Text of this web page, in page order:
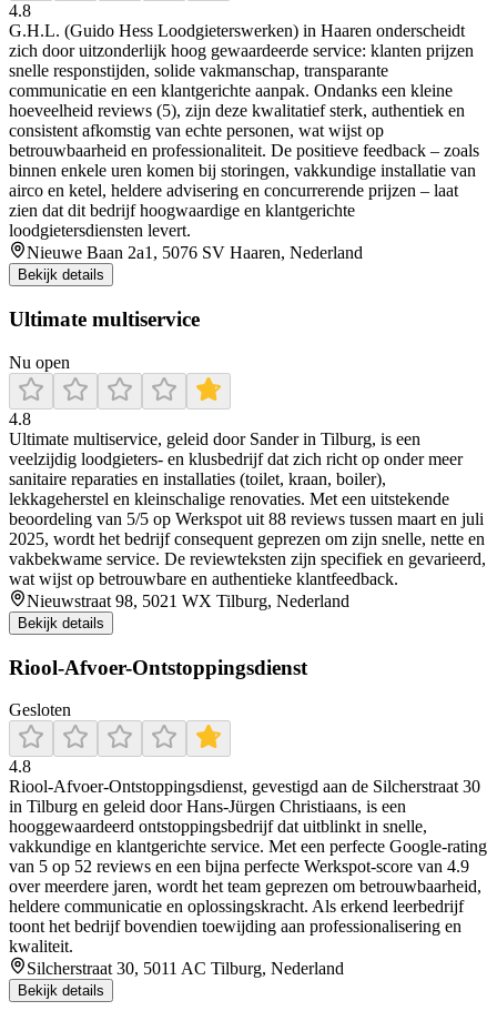
4.8
G.H.L. (Guido Hess Loodgieterswerken) in Haaren onderscheidt
zich door uitzonderlijk hoog gewaardeerde service: klanten prijzen
snelle responstijden, solide vakmanschap, transparante
communicatie en een klantgerichte aanpak. Ondanks een kleine
hoeveelheid reviews (5), zijn deze kwalitatief sterk, authentiek en
consistent afkomstig van echte personen, wat wijst op
betrouwbaarheid en professionaliteit. De positieve feedback – zoals
binnen enkele uren komen bij storingen, vakkundige installatie van
airco en ketel, heldere advisering en concurrerende prijzen – laat
zien dat dit bedrijf hoogwaardige en klantgerichte
loodgietersdiensten levert.
Nieuwe Baan 2a1, 5076 SV Haaren, Nederland
Bekijk details
Ultimate multiservice
Nu open
4.8
Ultimate multiservice, geleid door Sander in Tilburg, is een
veelzijdig loodgieters- en klusbedrijf dat zich richt op onder meer
sanitaire reparaties en installaties (toilet, kraan, boiler),
lekkageherstel en kleinschalige renovaties. Met een uitstekende
beoordeling van 5/5 op Werkspot uit 88 reviews tussen maart en juli
2025, wordt het bedrijf consequent geprezen om zijn snelle, nette en
vakbekwame service. De reviewteksten zijn specifiek en gevarieerd,
wat wijst op betrouwbare en authentieke klantfeedback.
Nieuwstraat 98, 5021 WX Tilburg, Nederland
Bekijk details
Riool-Afvoer-Ontstoppingsdienst
Gesloten
4.8
Riool‑Afvoer‑Ontstoppingsdienst, gevestigd aan de Silcherstraat 30
in Tilburg en geleid door Hans‑Jürgen Christiaans, is een
hooggewaardeerd ontstoppingsbedrijf dat uitblinkt in snelle,
vakkundige en klantgerichte service. Met een perfecte Google‑rating
van 5 op 52 reviews en een bijna perfecte Werkspot‑score van 4.9
over meerdere jaren, wordt het team geprezen om betrouwbaarheid,
heldere communicatie en oplossingskracht. Als erkend leerbedrijf
toont het bedrijf bovendien toewijding aan professionalisering en
kwaliteit.
Silcherstraat 30, 5011 AC Tilburg, Nederland
Bekijk details